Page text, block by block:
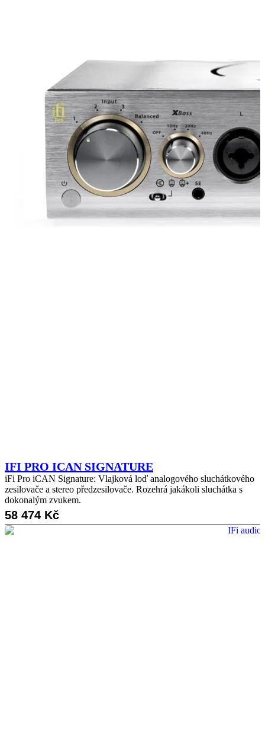
IFI PRO ICAN SIGNATURE
iFi Pro iCAN Signature: Vlajková loď analogového sluchátkového
zesilovače a stereo předzesilovače. Rozehrá jakákoli sluchátka s
dokonalým zvukem.
58 474 Kč